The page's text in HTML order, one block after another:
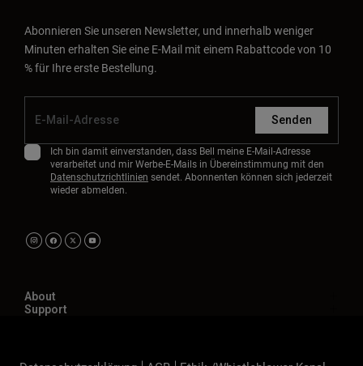
Abonnieren Sie unseren Newsletter, und innerhalb weniger
Minuten erhalten Sie eine E-Mail mit einem Rabattcode von 10
% für Ihre erste Bestellung.
Senden
Ich bin damit einverstanden, dass Bell meine E-Mail-Adresse
verarbeitet und mir Werbe-E-Mails in Übereinstimmung mit den
Datenschutzrichtlinien sendet. Abonnenten können sich jederzeit
wieder abmelden.
About
Support